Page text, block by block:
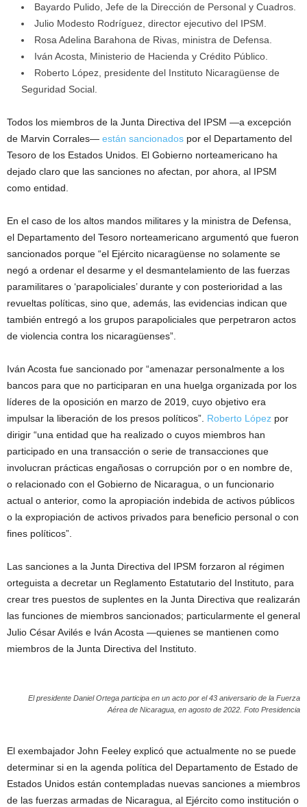
Bayardo Pulido, Jefe de la Dirección de Personal y Cuadros.
Julio Modesto Rodríguez, director ejecutivo del IPSM.
Rosa Adelina Barahona de Rivas, ministra de Defensa.
Iván Acosta, Ministerio de Hacienda y Crédito Público.
Roberto López, presidente del Instituto Nicaragüense de
Seguridad Social.
Todos los miembros de la Junta Directiva del IPSM —a excepción
de Marvin Corrales— están sancionados por el Departamento del
Tesoro de los Estados Unidos. El Gobierno norteamericano ha
dejado claro que las sanciones no afectan, por ahora, al IPSM
como entidad.
En el caso de los altos mandos militares y la ministra de Defensa,
el Departamento del Tesoro norteamericano argumentó que fueron
sancionados porque “el Ejército nicaragüense no solamente se
negó a ordenar el desarme y el desmantelamiento de las fuerzas
paramilitares o ‘parapoliciales’ durante y con posterioridad a las
revueltas políticas, sino que, además, las evidencias indican que
también entregó a los grupos parapoliciales que perpetraron actos
de violencia contra los nicaragüenses”.
Iván Acosta fue sancionado por “amenazar personalmente a los
bancos para que no participaran en una huelga organizada por los
líderes de la oposición en marzo de 2019, cuyo objetivo era
impulsar la liberación de los presos políticos”. Roberto López por
dirigir “una entidad que ha realizado o cuyos miembros han
participado en una transacción o serie de transacciones que
involucran prácticas engañosas o corrupción por o en nombre de,
o relacionado con el Gobierno de Nicaragua, o un funcionario
actual o anterior, como la apropiación indebida de activos públicos
o la expropiación de activos privados para beneficio personal o con
fines políticos”.
Las sanciones a la Junta Directiva del IPSM forzaron al régimen
orteguista a decretar un Reglamento Estatutario del Instituto, para
crear tres puestos de suplentes en la Junta Directiva que realizarán
las funciones de miembros sancionados; particularmente el general
Julio César Avilés e Iván Acosta —quienes se mantienen como
miembros de la Junta Directiva del Instituto.
El presidente Daniel Ortega participa en un acto por el 43 aniversario de la Fuerza
Aérea de Nicaragua, en agosto de 2022. Foto Presidencia
El exembajador John Feeley explicó que actualmente no se puede
determinar si en la agenda política del Departamento de Estado de
Estados Unidos están contempladas nuevas sanciones a miembros
de las fuerzas armadas de Nicaragua, al Ejército como institución o